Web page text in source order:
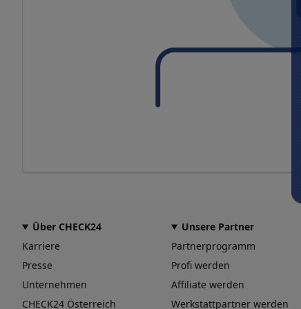
Über CHECK24
Karriere
Presse
Unternehmen
CHECK24 Österreich
Unsere Partner
Partnerprogramm
Profi werden
Affiliate werden
Werkstattpartner werden